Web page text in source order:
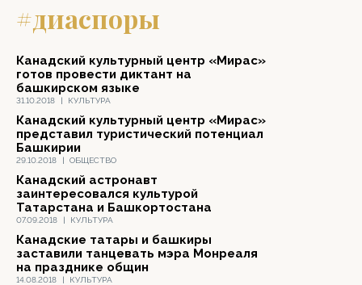
#диаспоры
31.10.2018 | КУЛЬТУРА
Канадский культурный центр «Мирас»
готов провести диктант на
башкирском языке
29.10.2018 | ОБЩЕСТВО
Канадский культурный центр «Мирас»
представил туристический потенциал
Башкирии
07.09.2018 | КУЛЬТУРА
Канадский астронавт
заинтересовался культурой
Татарстана и Башкортостана
14.08.2018 | КУЛЬТУРА
Канадские татары и башкиры
заставили танцевать мэра Монреаля
на празднике общин